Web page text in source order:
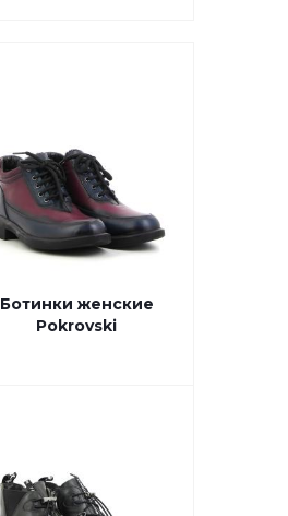
Ботинки женские
Pokrovski